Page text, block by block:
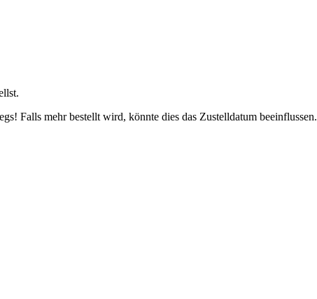
Falls mehr bestellt wird, könnte dies das Zustelldatum beeinflussen.